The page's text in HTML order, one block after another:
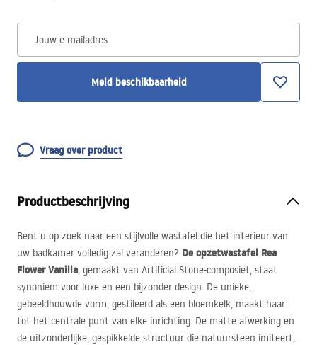
Jouw e-mailadres
Meld beschikbaarheid
Vraag over product
Productbeschrijving
Bent u op zoek naar een stijlvolle wastafel die het interieur van
uw badkamer volledig zal veranderen? De opzetwastafel Rea
Flower Vanilla, gemaakt van Artificial Stone-composiet, staat
synoniem voor luxe en een bijzonder design. De unieke,
gebeeldhouwde vorm, gestileerd als een bloemkelk, maakt haar
tot het centrale punt van elke inrichting. De matte afwerking en
de uitzonderlijke, gespikkelde structuur die natuursteen imiteert,